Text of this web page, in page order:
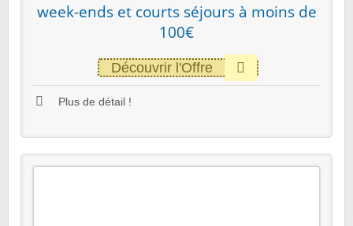
week-ends et courts séjours à moins de
100€
Découvrir l'Offre
Plus de détail !